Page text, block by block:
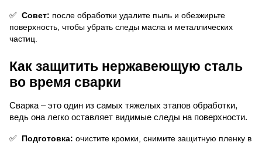
✅ Совет: после обработки удалите пыль и обезжирьте
поверхность, чтобы убрать следы масла и металлических
частиц.
Как защитить нержавеющую сталь
во время сварки
Сварка – это один из самых тяжелых этапов обработки,
ведь она легко оставляет видимые следы на поверхности.
✅ Подготовка: очистите кромки, снимите защитную пленку в